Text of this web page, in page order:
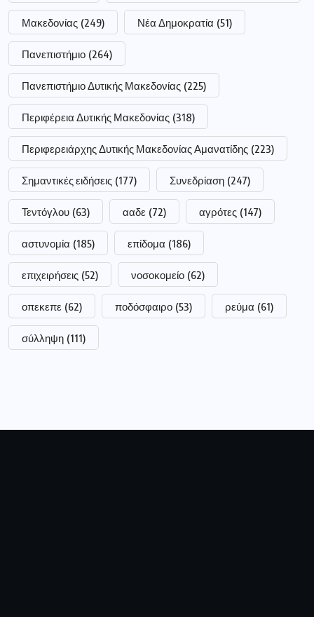
Μακεδονίας (249) Νέα Δημοκρατία (51)
Πανεπιστήμιο (264)
Πανεπιστήμιο Δυτικής Μακεδονίας (225)
Περιφέρεια Δυτικής Μακεδονίας (318)
Περιφερειάρχης Δυτικής Μακεδονίας Αμανατίδης (223)
Σημαντικές ειδήσεις (177) Συνεδρίαση (247)
Τεντόγλου (63) ααδε (72) αγρότες (147)
αστυνομία (185) επίδομα (186)
επιχειρήσεις (52) νοσοκομείο (62)
οπεκεπε (62) ποδόσφαιρο (53) ρεύμα (61)
σύλληψη (111)